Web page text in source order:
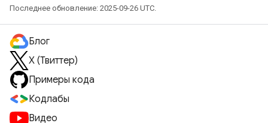
Последнее обновление: 2025-09-26 UTC.
Блог
X (Твиттер)
Примеры кода
Кодлабы
Видео